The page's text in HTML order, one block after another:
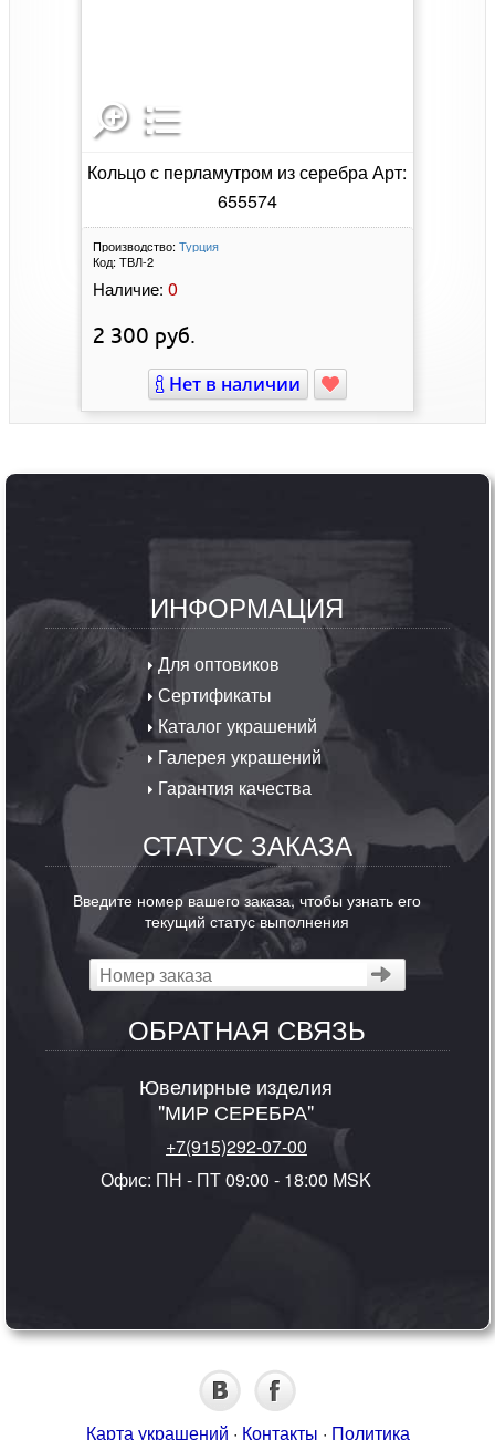
Кольцо с перламутром из серебра Арт:
655574
Производство: Турция
Код: ТВЛ-2
Наличие: 0
2 300 руб.
Нет в наличии
ИНФОРМАЦИЯ
Для оптовиков
Сертификаты
Каталог украшений
Галерея украшений
Гарантия качества
СТАТУС ЗАКАЗА
Введите номер вашего заказа, чтобы узнать его
текущий статус выполнения
ОБРАТНАЯ СВЯЗЬ
Ювелирные изделия
"МИР СЕРЕБРА"
+7(915)292-07-00
Офис: ПН - ПТ 09:00 - 18:00 MSK
Карта украшений · Контакты · Политика